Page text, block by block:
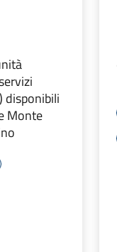
disponibili
Monte